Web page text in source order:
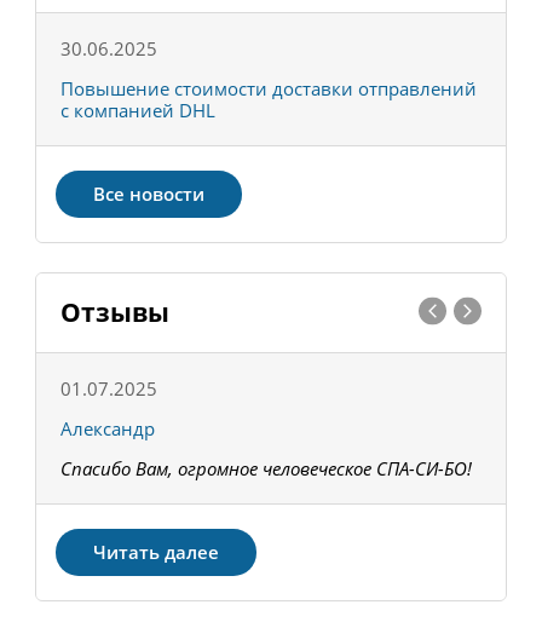
30.06.2025
Повышение стоимости доставки отправлений
с компанией DHL
Все новости
Отзывы
01.07.2025
Александр
Спасибо Вам, огромное человеческое СПА-СИ-БО!
Читать далее